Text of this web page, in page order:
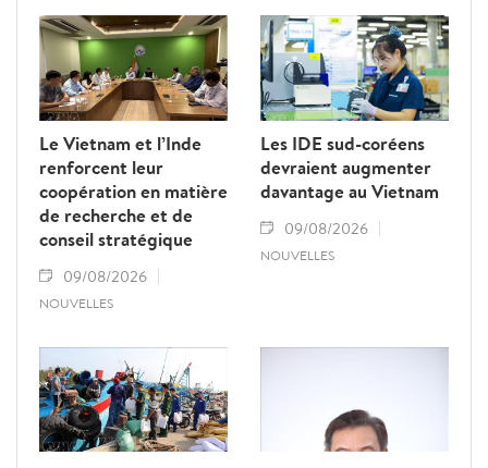
Phomvihane, soulignant ses contributions
au renforcement des relations d’amitié et
de solidarité entre les deux pays.
Le Vietnam et l’Inde
renforcent leur
coopération en matière
de recherche et de
conseil stratégique
09/08/2026
NOUVELLES
Les IDE sud-coréens
devraient augmenter
davantage au Vietnam
09/08/2026
NOUVELLES